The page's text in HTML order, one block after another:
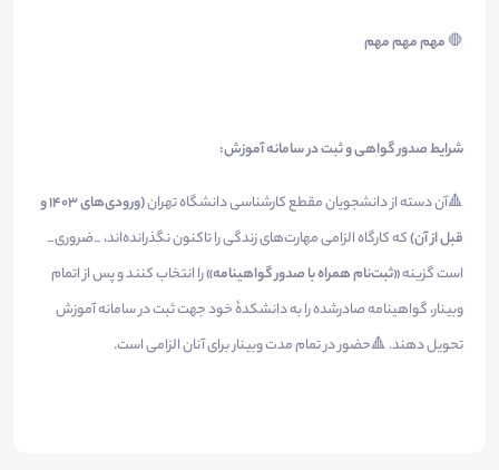
🛑مهم مهم مهم
شرایط صدور گواهی و ثبت در سامانه آموزش:
🔺آن دسته از دانشجویان مقطع کارشناسی دانشگاه تهران
(ورودی‌های ۱۴۰۳ و
قبل از آن)که کارگاه الزامی مهارت‌های زندگی را تاکنون نگذرانده‌اند، _ضروری_
است گزینه«ثبت‌نام همراه با صدور گواهینامه»را انتخاب کنند و پس از اتمام
وبینار، گواهینامه صادرشده را به دانشکدهٔ خود جهت ثبت در سامانه آموزش
تحویل دهند. 🔺حضور در تمام مدت وبینار برای آنان الزامی است.